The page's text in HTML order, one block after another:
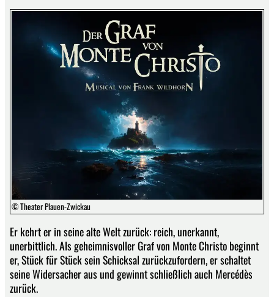
© Theater Plauen-Zwickau
Er kehrt er in seine alte Welt zurück: reich, unerkannt,
unerbittlich. Als geheimnisvoller Graf von Monte Christo beginnt
er, Stück für Stück sein Schicksal zurückzufordern, er schaltet
seine Widersacher aus und gewinnt schließlich auch Mercédès
zurück.